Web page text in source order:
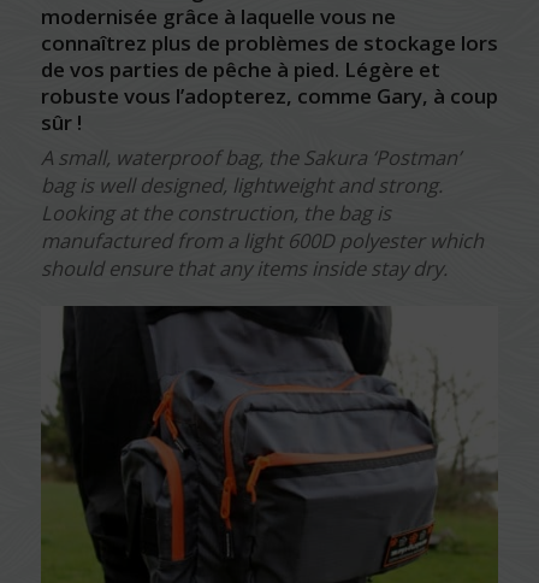
modernisée grâce à laquelle vous ne
connaîtrez plus de problèmes de stockage lors
de vos parties de pêche à pied. Légère et
robuste vous l’adopterez, comme Gary, à coup
sûr !
A small, waterproof bag, the Sakura ‘Postman’
bag is well designed, lightweight and strong.
Looking at the construction, the bag is
manufactured from a light 600D polyester which
should ensure that any items inside stay dry.